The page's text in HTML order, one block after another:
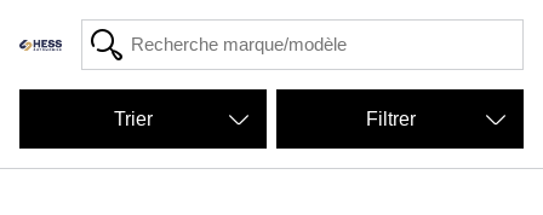
Filtrer